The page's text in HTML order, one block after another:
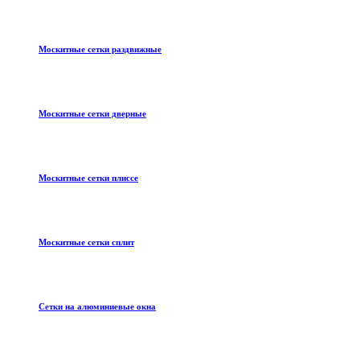
Москитные сетки раздвижные
Москитные сетки дверные
Москитные сетки плиссе
Москитные сетки сплит
Сетки на алюминиевые окна